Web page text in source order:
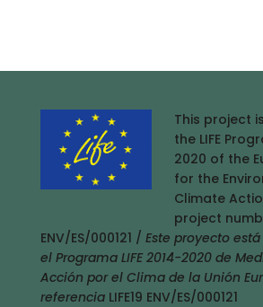
This project
the LIFE
2020 of the
for the
Climate
project
ENV/ES/000121 / Este proyecto
el Programa LIFE 2014-2020 de
Acción por el Clima de la Unión
referencia LIFE19 ENV/ES/000121